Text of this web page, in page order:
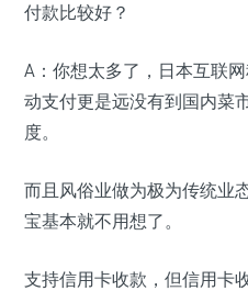
付款比较好？
A：你想太多了，日本互联
动支付更是远没有到国内菜
度。
而且风俗业做为极为传统业
宝基本就不用想了。
支持信用卡收款，但信用卡